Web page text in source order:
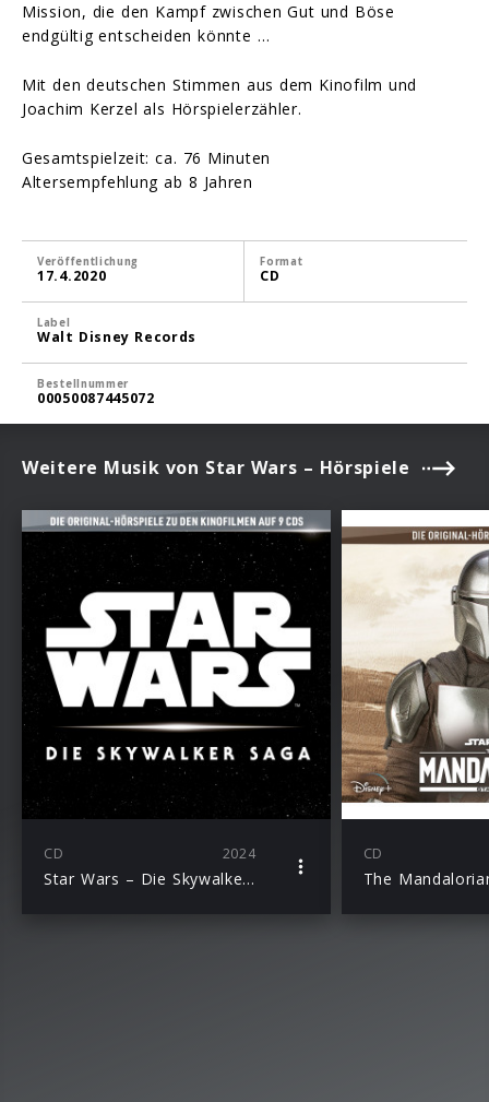
Mission, die den Kampf zwischen Gut und Böse
endgültig entscheiden könnte …
Mit den deutschen Stimmen aus dem Kinofilm und
Joachim Kerzel als Hörspielerzähler.
Gesamtspielzeit: ca. 76 Minuten
Altersempfehlung ab 8 Jahren
Veröffentlichung
17.4.2020
Format
CD
Label
Walt Disney Records
Bestellnummer
00050087445072
Weitere Musik von Star Wars – Hörspiele
CD 2024
Star Wars – Die Skywalker Saga (9CD-Hörspielbox)
CD